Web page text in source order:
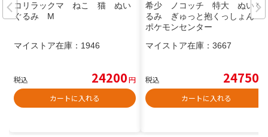
コリラックマ ねこ 猫 ぬい
ぐるみ M
マイストア在庫： 1946
税込 24200円
カートに入れる
希少 ノコッチ 特大 ぬいぐ
るみ ぎゅっと抱くっしょん
ポケモンセンター
マイストア在庫： 3667
税込 24750
カートに入れる